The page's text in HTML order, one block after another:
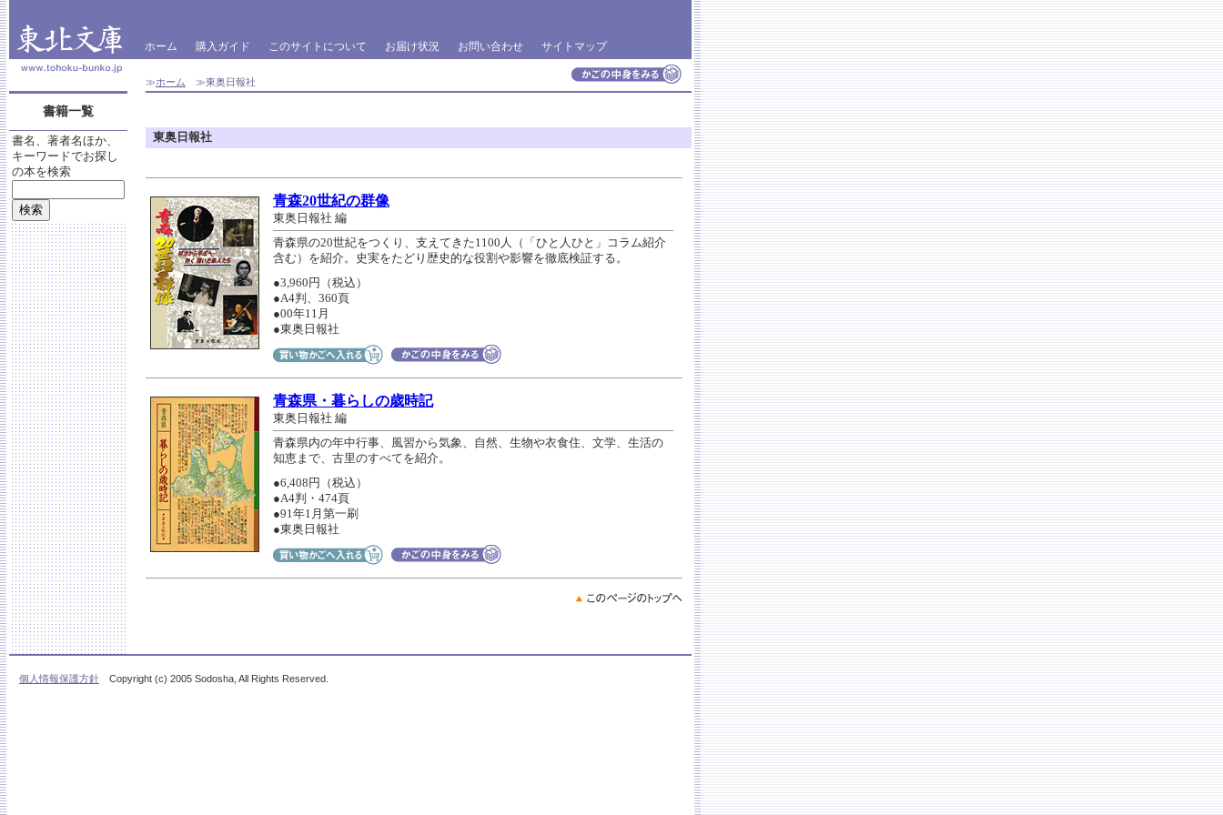
ホーム 購入ガイド このサイトについて お届け状況 お問い合わせ サイトマップ
≫ホーム ≫東奥日報社
書籍一覧
書名、著者名ほか、
キーワードでお探し
の本を検索
東奥日報社
青森20世紀の群像
東奥日報社 編
青森県の20世紀をつくり、支えてきた1100人（「ひと人ひと」コラム紹介
含む）を紹介。史実をたどり歴史的な役割や影響を徹底検証する。
●3,960円（税込）
●A4判、360頁
●00年11月
●東奥日報社
青森県・暮らしの歳時記
東奥日報社 編
青森県内の年中行事、風習から気象、自然、生物や衣食住、文学、生活の
知恵まで、古里のすべてを紹介。
●6,408円（税込）
●A4判・474頁
●91年1月第一刷
●東奥日報社
個人情報保護方針 Copyright (c) 2005 Sodosha, All Rights Reserved.